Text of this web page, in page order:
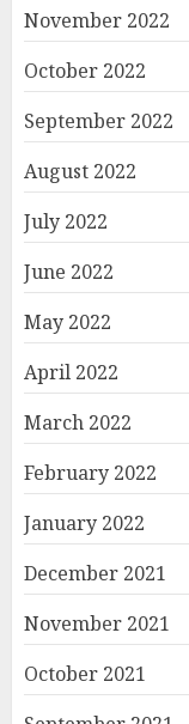
November 2022
October 2022
September 2022
August 2022
July 2022
June 2022
May 2022
April 2022
March 2022
February 2022
January 2022
December 2021
November 2021
October 2021